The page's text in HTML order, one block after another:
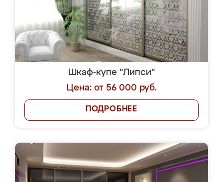
Шкаф-купе "Липси"
Цена: от 56 000 руб.
ПОДРОБНЕЕ